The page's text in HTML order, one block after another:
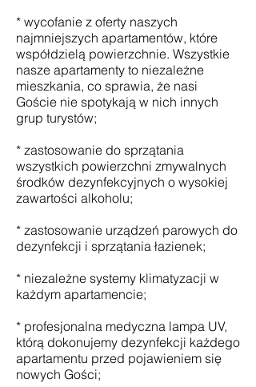
* wycofanie z oferty naszych
najmniejszych apartamentów, które
współdzielą powierzchnie. Wszystkie
nasze apartamenty to niezależne
mieszkania, co sprawia, że nasi
Goście nie spotykają w nich innych
grup turystów;
* zastosowanie do sprzątania
wszystkich powierzchni zmywalnych
środków dezynfekcyjnych o wysokiej
zawartości alkoholu;
* zastosowanie urządzeń parowych do
dezynfekcji i sprzątania łazienek;
* niezależne systemy klimatyzacji w
każdym apartamencie;
* profesjonalna medyczna lampa UV,
którą dokonujemy dezynfekcji każdego
apartamentu przed pojawieniem się
nowych Gości;